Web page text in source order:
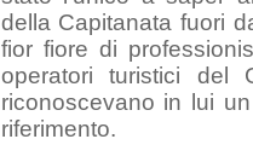
della Capitanata fuori
fior fiore di
operatori turistici del
riconoscevano in lui
riferimento.